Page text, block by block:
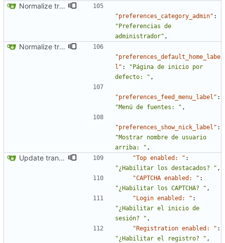
Normalize translation key for preferences categories
"preferences_category_admin" :
"Preferencias de
administrador" ,
Normalize translation key for user prefrerences
"preferences_default_home_labe
l" :
"Página de inicio por
defecto: " ,
"preferences_feed_menu_label" :
"Menú de fuentes: " ,
"preferences_show_nick_label" :
"Mostrar nombre de usuario
arriba: " ,
Update translations "Top enabled: " :
"¿Habilitar los destacados? " ,
"CAPTCHA enabled: " :
"¿Habilitar los CAPTCHA? " ,
"Login enabled: " :
"¿Habilitar el inicio de
sesión? " ,
"Registration enabled: " :
"¿Habilitar el registro? " ,